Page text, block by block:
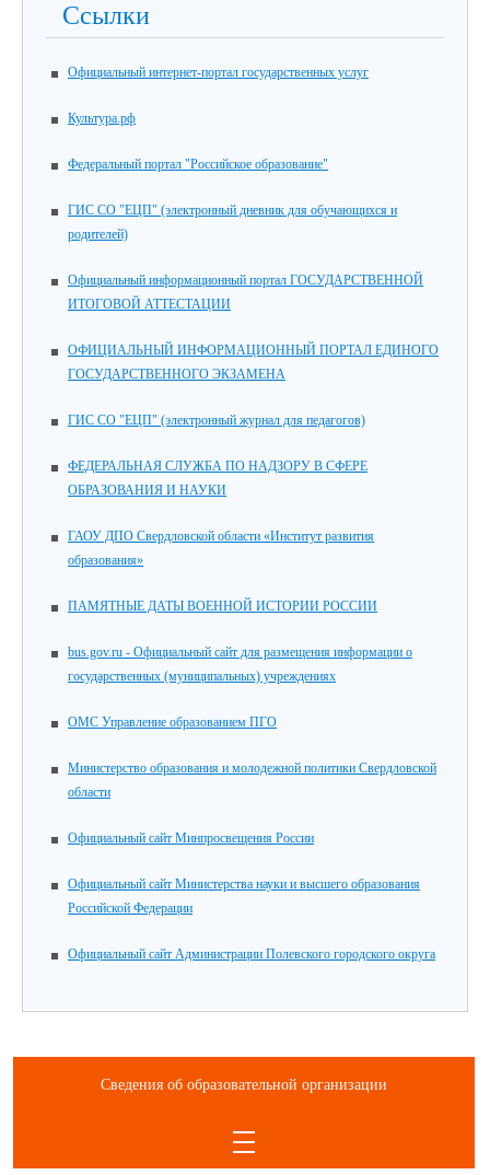
Ссылки
Официальный интернет-портал государственных услуг
Культура.рф
Федеральный портал "Российское образование"
ГИС СО "ЕЦП" (электронный дневник для обучающихся и
родителей)
Официальный информационный портал ГОСУДАРСТВЕННОЙ
ИТОГОВОЙ АТТЕСТАЦИИ
ОФИЦИАЛЬНЫЙ ИНФОРМАЦИОННЫЙ ПОРТАЛ ЕДИНОГО
ГОСУДАРСТВЕННОГО ЭКЗАМЕНА
ГИС СО "ЕЦП" (электронный журнал для педагогов)
ФЕДЕРАЛЬНАЯ СЛУЖБА ПО НАДЗОРУ В СФЕРЕ
ОБРАЗОВАНИЯ И НАУКИ
ГАОУ ДПО Свердловской области «Институт развития
образования»
ПАМЯТНЫЕ ДАТЫ ВОЕННОЙ ИСТОРИИ РОССИИ
bus.gov.ru - Официальный сайт для размещения информации о
государственных (муниципальных) учреждениях
ОМС Управление образованием ПГО
Министерство образования и молодежной политики Свердловской
области
Официальный сайт Минпросвещения России
Официальный сайт Министерства науки и высшего образования
Российской Федерации
Официальный сайт Администрации Полевского городского округа
Сведения об образовательной организации